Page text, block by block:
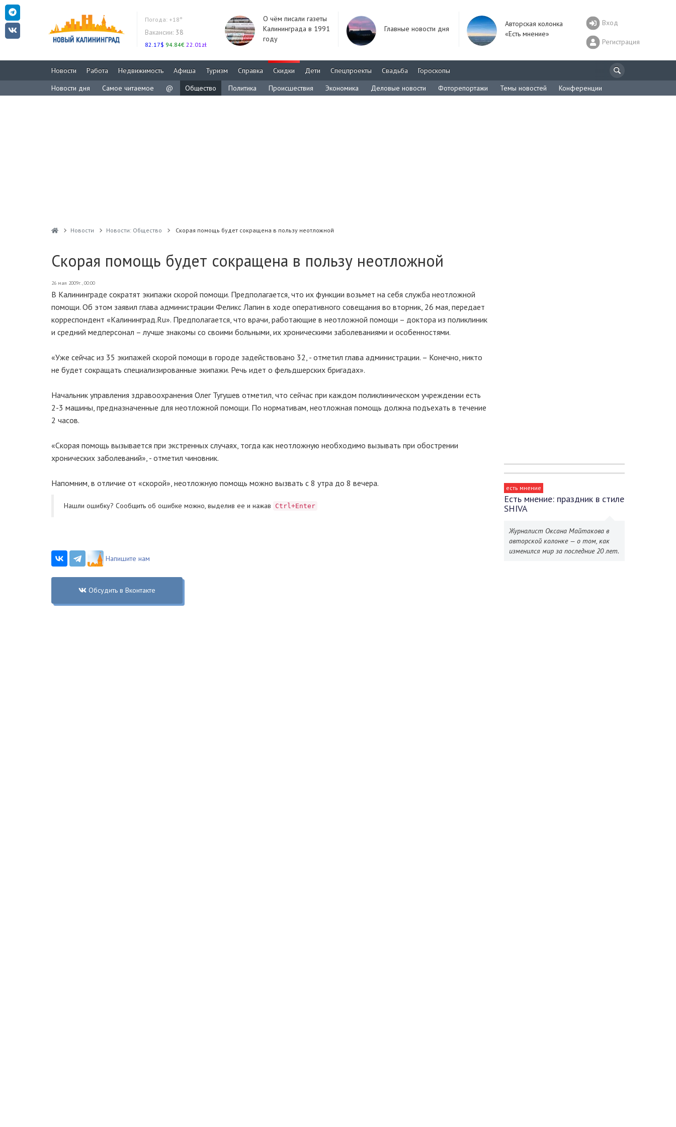
Погода: +18°
Вакансии: 38
82.17$ 94.84€ 22.01zł
О чём писали газеты
Калининграда в 1991
году
Главные новости дня
Авторская колонка
«Есть мнение»
Вход
Регистрация
Новости Работа Недвижимость Афиша Туризм Справка Скидки Дети Спецпроекты Свадьба
Гороскопы
Новости дня
Самое читаемое @ Общество Политика Происшествия Экономика Деловые новости Фоторепортажи Темы новостей Конференции
Новости Новости: Общество Скорая помощь будет сокращена в пользу неотложной
Скорая помощь будет сокращена в пользу неотложной
26 мая 2009г., 00:00
В Калининграде сократят экипажи скорой помощи. Предполагается, что их функции возьмет на себя служба неотложной
помощи. Об этом заявил глава администрации Феликс Лапин в ходе оперативного совещания во вторник, 26 мая, передает
корреспондент «Калининград.Ru». Предполагается, что врачи, работающие в неотложной помощи – доктора из поликлиник
и средний медперсонал – лучше знакомы со своими больными, их хроническими заболеваниями и особенностями.
«Уже сейчас из 35 экипажей скорой помощи в городе задействовано 32, - отметил глава администрации. – Конечно, никто
не будет сокращать специализированные экипажи. Речь идет о фельдшерских бригадах».
Начальник управления здравоохранения Олег Тугушев отметил, что сейчас при каждом поликлиническом учреждении есть
2-3 машины, предназначенные для неотложной помощи. По нормативам, неотложная помощь должна подъехать в течение
2 часов.
«Скорая помощь вызывается при экстренных случаях, тогда как неотложную необходимо вызывать при обострении
хронических заболеваний», - отметил чиновник.
Напомним, в отличие от «скорой», неотложную помощь можно вызвать с 8 утра до 8 вечера.
Нашли ошибку? Cообщить об ошибке можно, выделив ее и нажав Ctrl+Enter
Напишите нам
Обсудить в Вконтакте
есть мнение
Есть мнение: праздник в стиле
SHIVA
Журналист Оксана Майтакова в
авторской колонке — о том, как
изменился мир за последние 20 лет.